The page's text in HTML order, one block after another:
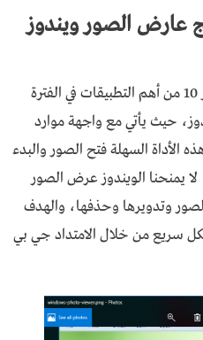
عارض الصور ويندوز
يعتبر برنامج عارض الصور لويندوز 10 من أهم التطبيقات في الفترة
حيث يأتي مع واجهة موارد
السهلة فتح الصور والبدء
يمنحنا الويندوز عرض الصور
وتدويرها وحذفها، والهدف
سريع من خلال الامتداد جي بي